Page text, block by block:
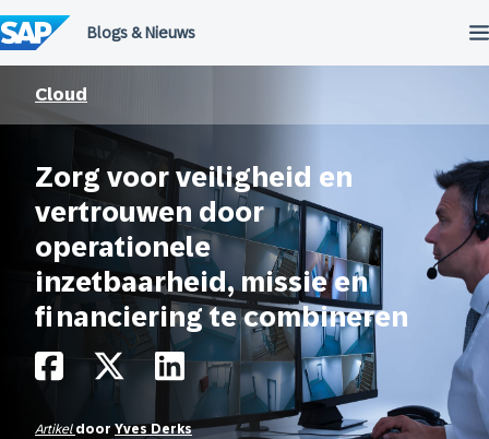
naar
de
inhoud
Cloud
Zorg voor veiligheid en
vertrouwen door
operationele
inzetbaarheid, missie en
financiering te combineren
Artikel door Yves Derks